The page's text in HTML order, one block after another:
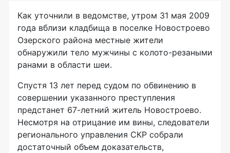
Как уточнили в ведомстве, утром 31 мая 2009
года вблизи кладбища в поселке Новостроево
Озерского района местные жители
обнаружили тело мужчины с колото-резаными
ранами в области шеи.
Спустя 13 лет перед судом по обвинению в
совершении указанного преступления
предстанет 67-летний житель Новостроево.
Несмотря на отрицание им вины, следователи
регионального управления СКР собрали
достаточный объем доказательств,